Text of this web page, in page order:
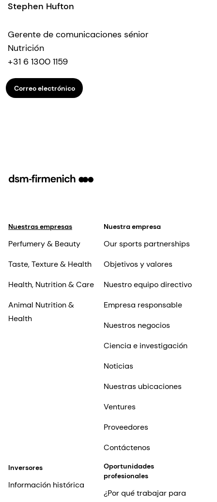
Stephen Hufton
Gerente de comunicaciones sénior
Nutrición
+31 6 1300 1159
Correo electrónico
Nuestras empresas
Perfumery & Beauty
Taste, Texture & Health
Health, Nutrition & Care
Animal Nutrition &
Health
Nuestra empresa
Our sports partnerships
Objetivos y valores
Nuestro equipo directivo
Empresa responsable
Nuestros negocios
Ciencia e investigación
Noticias
Nuestras ubicaciones
Ventures
Proveedores
Contáctenos
Inversores
Información histórica
Oportunidades
profesionales
¿Por qué trabajar para